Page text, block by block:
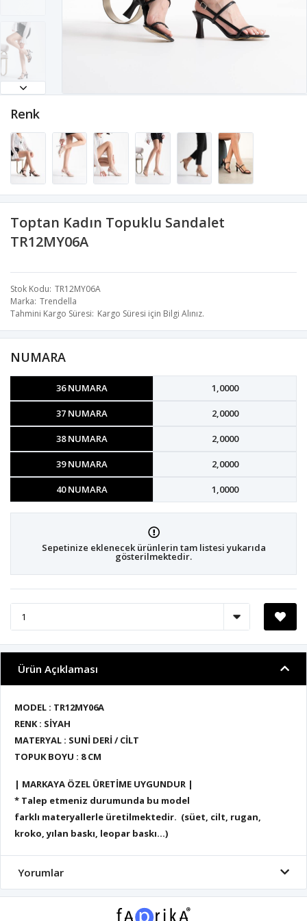
Toptan Kadın Topuklu Sandalet
TR12MY06A
Stok Kodu TR12MY06A
Marka Trendella
Tahmini Kargo Süresi Kargo Süresi için Bilgi Alınız.
Renk
NUMARA
36 NUMARA 1,0000
37 NUMARA 2,0000
38 NUMARA 2,0000
39 NUMARA 2,0000
40 NUMARA 1,0000
Sepetinize eklenecek ürünlerin tam listesi yukarıda
gösterilmektedir.
Ürün Açıklaması
MODEL : TR12MY06A
RENK : SİYAH
MATERYAL : SUNİ DERİ / CİLT
TOPUK BOYU : 8 CM
| MARKAYA ÖZEL ÜRETİME UYGUNDUR |
* Talep etmeniz durumunda bu model
farklı materyallerle üretilmektedir. (süet, cilt, rugan,
kroko, yılan baskı, leopar baskı...)
Yorumlar